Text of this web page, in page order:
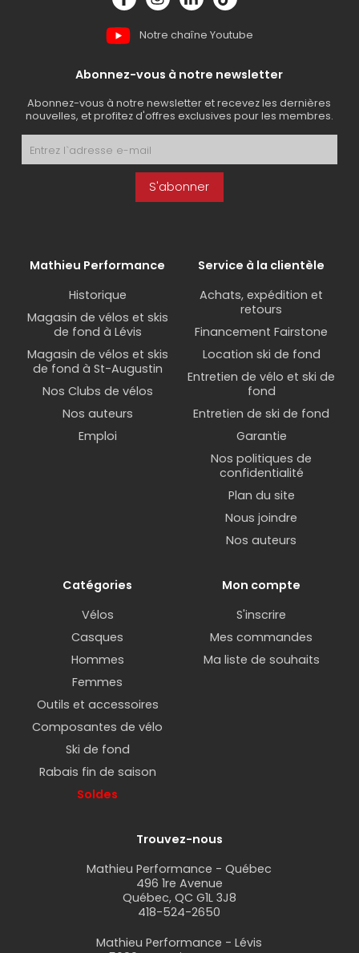
Notre chaîne Youtube
Abonnez-vous à notre newsletter
Abonnez-vous à notre newsletter et recevez les dernières
nouvelles, et profitez d'offres exclusives pour les membres.
S'abonner
Mathieu Performance
Historique
Magasin de vélos et skis
de fond à Lévis
Magasin de vélos et skis
de fond à St-Augustin
Nos Clubs de vélos
Nos auteurs
Emploi
Service à la clientèle
Achats, expédition et
retours
Financement Fairstone
Location ski de fond
Entretien de vélo et ski de
fond
Entretien de ski de fond
Garantie
Nos politiques de
confidentialité
Plan du site
Nous joindre
Nos auteurs
Catégories
Vélos
Casques
Hommes
Femmes
Outils et accessoires
Composantes de vélo
Ski de fond
Rabais fin de saison
Soldes
Mon compte
S'inscrire
Mes commandes
Ma liste de souhaits
Trouvez-nous
Mathieu Performance - Québec
496 1re Avenue
Québec, QC G1L 3J8
418-524-2650
Mathieu Performance - Lévis